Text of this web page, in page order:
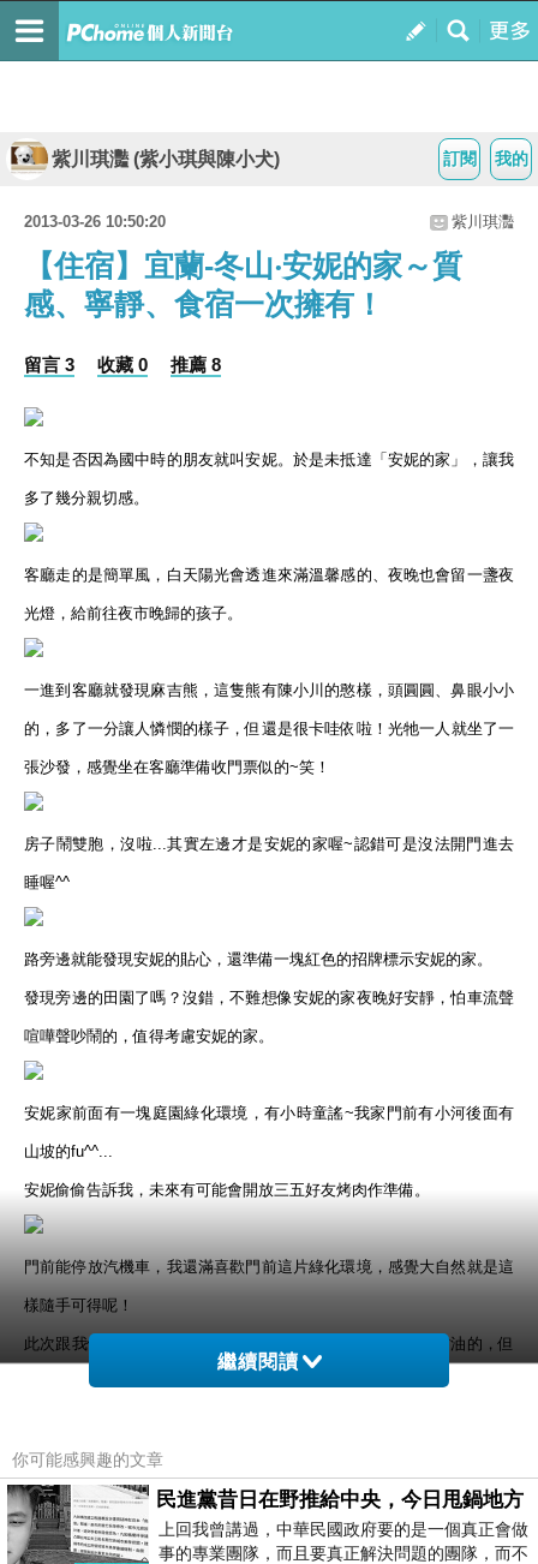
我的
訂閱
紫川琪灩 (紫小琪與陳小犬)
2013-03-26 10:50:20 紫川琪灩
【住宿】宜蘭-冬山‧安妮的家～質
感、寧靜、食宿一次擁有！
留言 3 收藏 0 推薦 8
不知是否因為國中時的朋友就叫安妮。於是未抵達「安妮的家」，讓我
多了幾分親切感。
客廳走的是簡單風，白天陽光會透進來滿溫馨感的、夜晚也會留一盞夜
光燈，給前往夜市晚歸的孩子。
一進到客廳就發現麻吉熊，這隻熊有陳小川的憨樣，頭圓圓、鼻眼小小
的，多了一分讓人憐憫的樣子，但還是很卡哇依啦！光牠一人就坐了一
張沙發，感覺坐在客廳準備收門票似的~笑！
房子鬧雙胞，沒啦...其實左邊才是安妮的家喔~認錯可是沒法開門進去
睡喔^^
路旁邊就能發現安妮的貼心，還準備一塊紅色的招牌標示安妮的家。
發現旁邊的田園了嗎？沒錯，不難想像安妮的家夜晚好安靜，怕車流聲
喧嘩聲吵鬧的，值得考慮安妮的家。
安妮家前面有一塊庭園綠化環境，有小時童謠~我家門前有小河後面有
山坡的fu^^...
安妮偷偷告訴我，未來有可能會開放三五好友烤肉作準備。
門前能停放汽機車，我還滿喜歡門前這片綠化環境，感覺大自然就是這
樣隨手可得呢！
此次跟我們旅行的是MACH的去年新款小車，感覺起來還滿省油的，但
加速有點大聲，而且前置空間設計的不夠貼心。
安妮家大廳沒有擺放電視，有得是一個小書櫃，喜歡書香的朋友可以任
選幾本、或是帶幾本喜歡的書籍，待坐在大廳也是另一種選擇及享受，
大廳相當明亮，待在此處也是種享受。
繼續閱讀
你可能感興趣的文章
民進黨昔日在野推給中央，今日甩鍋地方
上回我曾講過，中華民國政府要的是一個真正會做
事的專業團隊，而且要真正解決問題的團隊，而不